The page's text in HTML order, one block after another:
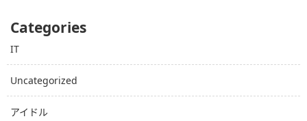
Categories
IT
Uncategorized
アイドル